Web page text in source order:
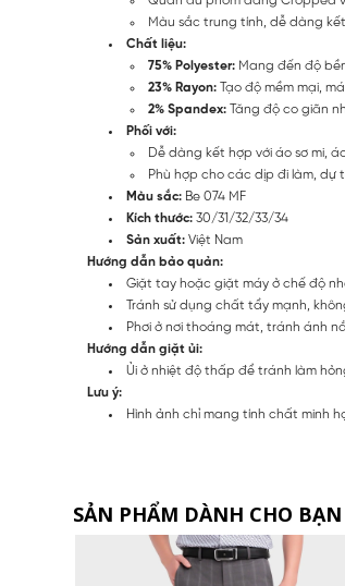
Màu sắc trung tính, dễ dàng
Chất liệu:
75% Polyester: Mang đến độ
23% Rayon: Tạo độ mềm mại,
2% Spandex: Tăng độ co giãn
Phối với:
Dễ dàng kết hợp với áo sơ mi,
Phù hợp cho các dịp đi làm,
Màu sắc: Be 074 MF
Kích thước: 30/31/32/33/34
Sản xuất: Việt Nam
Hướng dẫn bảo quản:
Giặt tay hoặc giặt máy ở chế độ
Tránh sử dụng chất tẩy mạnh,
Phơi ở nơi thoáng mát, tránh ánh
Hướng dẫn giặt ủi:
Ủi ở nhiệt độ thấp để tránh làm
Lưu ý:
Hình ảnh chỉ mang tính chất minh
SẢN PHẨM DÀNH CHO BẠN